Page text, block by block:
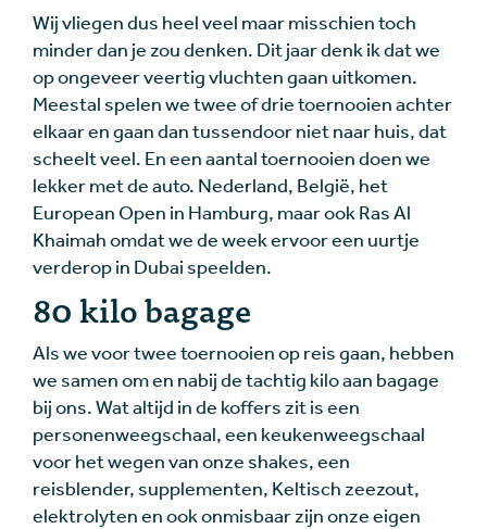
Wij vliegen dus heel veel maar misschien toch
minder dan je zou denken. Dit jaar denk ik dat we
op ongeveer veertig vluchten gaan uitkomen.
Meestal spelen we twee of drie toernooien achter
elkaar en gaan dan tussendoor niet naar huis, dat
scheelt veel. En een aantal toernooien doen we
lekker met de auto. Nederland, België, het
European Open in Hamburg, maar ook Ras Al
Khaimah omdat we de week ervoor een uurtje
verderop in Dubai speelden.
80 kilo bagage
Als we voor twee toernooien op reis gaan, hebben
we samen om en nabij de tachtig kilo aan bagage
bij ons. Wat altijd in de koffers zit is een
personenweegschaal, een keukenweegschaal
voor het wegen van onze shakes, een
reisblender, supplementen, Keltisch zeezout,
elektrolyten en ook onmisbaar zijn onze eigen